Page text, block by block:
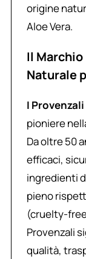
origine
Aloe Vera.
Il
Naturale
I Provenzali
pioniere
Da oltre 50
efficaci,
ingredienti
pieno
(cruelty-
Provenzali
qualità,